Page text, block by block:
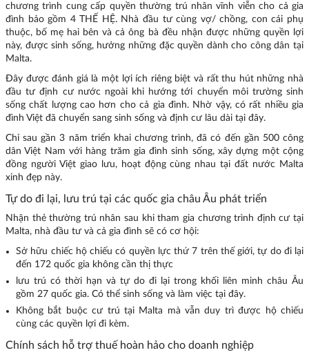
chương trình cung cấp quyền thường trú nhân vĩnh viễn cho cả gia
đình bảo gồm 4 THẾ HỆ. Nhà đầu tư cùng vợ/ chồng, con cái phụ
thuộc, bố mẹ hai bên và cả ông bà đều nhận được những quyền lợi
này, được sinh sống, hưởng những đặc quyền dành cho công dân tại
Malta.
Đây được đánh giá là một lợi ích riêng biệt và rất thu hút những nhà
đầu tư định cư nước ngoài khi hướng tới chuyển môi trường sinh
sống chất lượng cao hơn cho cả gia đình. Nhờ vậy, có rất nhiều gia
đình Việt đã chuyển sang sinh sống và định cư lâu dài tại đây.
Chỉ sau gần 3 năm triển khai chương trình, đã có đến gần 500 công
dân Việt Nam với hàng trăm gia đình sinh sống, xây dựng một cộng
đồng người Việt giao lưu, hoạt động cùng nhau tại đất nước Malta
xinh đẹp này.
Tự do đi lại, lưu trú tại các quốc gia châu Âu phát triển
Nhận thẻ thường trú nhân sau khi tham gia chương trình định cư tại
Malta, nhà đầu tư và cả gia đình sẽ có cơ hội:
Sở hữu chiếc hộ chiếu có quyền lực thứ 7 trên thế giới, tự do đi lại
đến 172 quốc gia không cần thị thực
lưu trú có thời hạn và tự do đi lại trong khối liên minh châu Âu
gồm 27 quốc gia. Có thể sinh sống và làm việc tại đây.
Không bắt buộc cư trú tại Malta mà vẫn duy trì được hộ chiếu
cùng các quyền lợi đi kèm.
Chính sách hỗ trợ thuế hoàn hảo cho doanh nghiệp